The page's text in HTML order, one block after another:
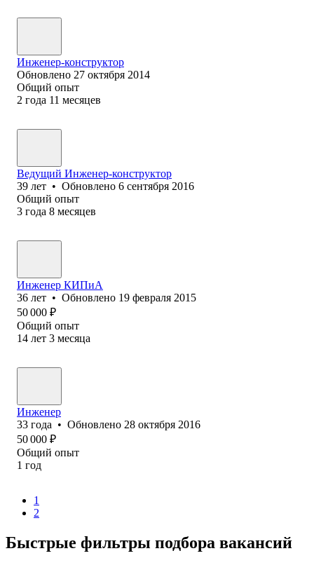
Инженер-конструктор
Обновлено 27 октября 2014
Общий опыт
2 года 11 месяцев
Ведущий Инженер-конструктор
39 лет • Обновлено 6 сентября 2016
Общий опыт
3 года 8 месяцев
Инженер КИПиА
36 лет • Обновлено 19 февраля 2015
50 000 ₽
Общий опыт
14 лет 3 месяца
Инженер
33 года • Обновлено 28 октября 2016
50 000 ₽
Общий опыт
1 год
1
2
Быстрые фильтры подбора вакансий